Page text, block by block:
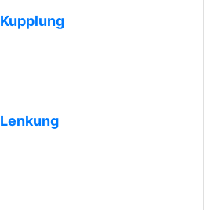
Kupplung
Lenkung